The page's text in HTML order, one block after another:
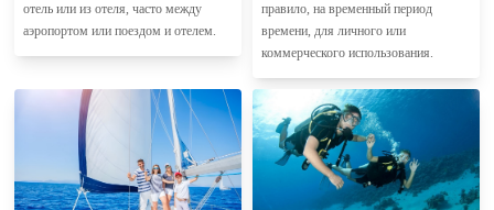
отель или из отеля, часто между
аэропортом или поездом и отелем.
правило, на временный период
времени, для личного или
коммерческого использования.